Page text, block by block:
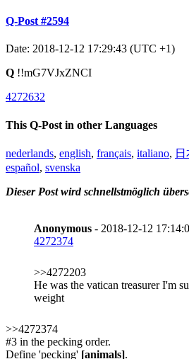
Q-Post #2594
Date: 2018-12-12 17:29:43 (UTC +1)
Q !!mG7VJxZNCI
4272632
This Q-Post in other Languages
nederlands, english, français, italiano,
español, svenska
Dieser Post wird schnellstmöglich
Anonymous - 2018-12-12
4272374
>>4272203
He was the vatican treasurer I'm
weight
>>4272374
#3 in the pecking order.
Define 'pecking' [animals].